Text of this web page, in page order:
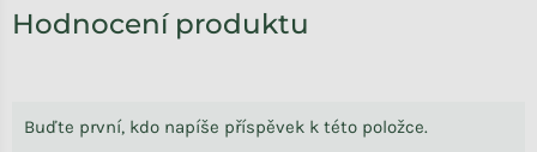
Hodnocení produktu
Buďte první, kdo napíše příspěvek k této položce.